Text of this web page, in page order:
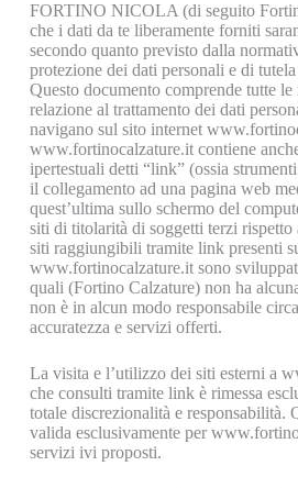
FORTINO NICOLA (di seguito
che i dati da te liberamente forniti
secondo quanto previsto dalla
protezione dei dati personali e di
Questo documento comprende tutte
relazione al trattamento dei dati
navigano sul sito internet
www.fortinocalzature.it contiene
ipertestuali detti “link” (ossia
il collegamento ad una pagina web
quest’ultima sullo schermo del
siti di titolarità di soggetti terzi
siti raggiungibili tramite link presenti
www.fortinocalzature.it sono
quali (Fortino Calzature) non ha
non è in alcun modo responsabile
accuratezza e servizi offerti.
La visita e l’utilizzo dei siti esterni a
che consulti tramite link è rimessa
totale discrezionalità e responsabilità.
valida esclusivamente per
servizi ivi proposti.